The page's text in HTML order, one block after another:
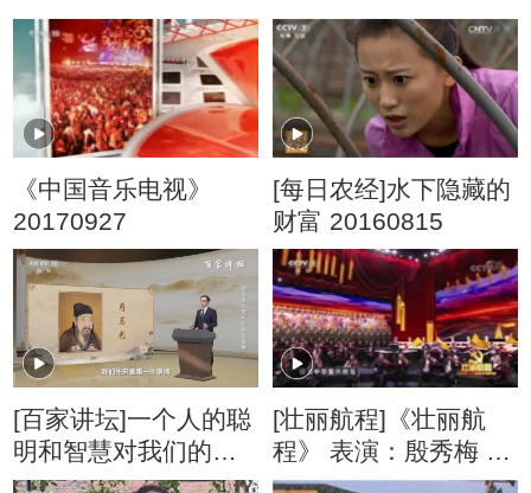
《中国音乐电视》
20170927
[每日农经]水下隐藏的
财富 20160815
[百家讲坛]一个人的聪
明和智慧对我们的成
长来讲是一把“双刃剑”
[壮丽航程]《壮丽航
程》 表演：殷秀梅 魏
松